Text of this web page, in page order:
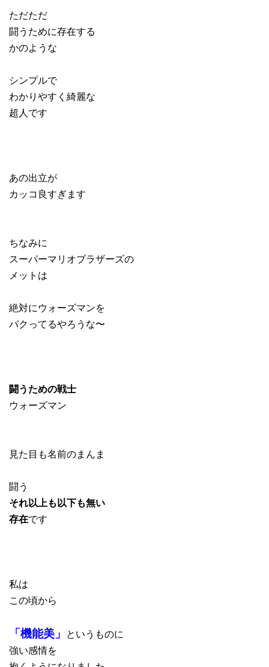
ただただ
闘うために存在する
かのような
シンプルで
わかりやすく綺麗な
超人です
あの出立が
カッコ良すぎます
ちなみに
スーパーマリオブラザーズの
メットは
絶対にウォーズマンを
パクってるやろうな〜
闘うための戦士
ウォーズマン
見た目も名前のまんま
闘う
それ以上も以下も無い
存在です
私は
この頃から
「機能美」 というものに
強い感情を